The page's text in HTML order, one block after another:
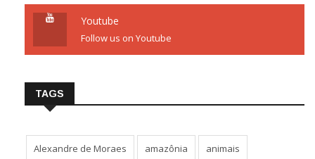
Youtube
Follow us on Youtube
TAGS
Alexandre de Moraes amazônia animais